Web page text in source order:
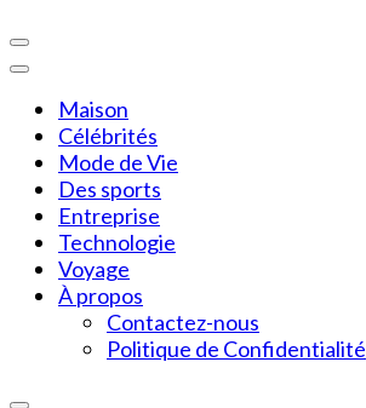
Maison
Célébrités
Mode de Vie
Des sports
Entreprise
Technologie
Voyage
À propos
Contactez-nous
Politique de Confidentialité